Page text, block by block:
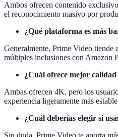
Ambos ofrecen contenido
el reconocimiento masivo por
¿Qué plataforma es más
Generalmente, Prime Video tiende
múltiples inclusiones con Amazon
¿Cuál ofrece mejor calidad
Ambas ofrecen 4K, pero los
experiencia ligeramente más
¿Cuál deberías elegir si